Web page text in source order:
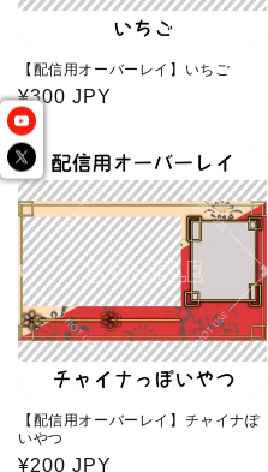
【配信用オーバーレイ】いちご
通
常
価
格
¥300 JPY
【配信用オーバーレイ】チャイナぽ
いやつ
通
¥200 JPY